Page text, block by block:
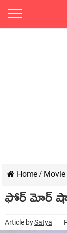
Home/ Movie
ఫోర్ మోర్
Article bySatya